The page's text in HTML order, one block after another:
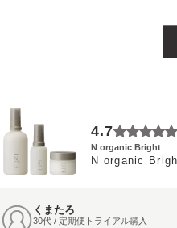
4.7
N organic Bright
N organic
くまたろ
30代 / 定期便トライアル購入